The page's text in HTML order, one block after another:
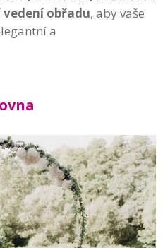
obřadu, aby vaše
a